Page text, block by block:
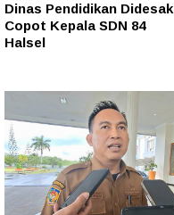
Dinas Pendidikan Didesak
Copot Kepala SDN 84
Halsel